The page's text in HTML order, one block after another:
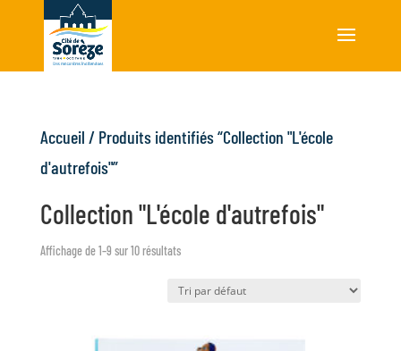
Accueil / Produits identifiés “Collection "L'école
d'autrefois"”
Collection "L'école d'autrefois"
Affichage de 1–9 sur 10 résultats